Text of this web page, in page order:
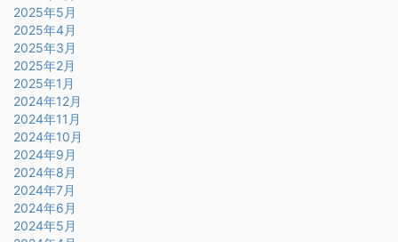
2025年5月
2025年4月
2025年3月
2025年2月
2025年1月
2024年12月
2024年11月
2024年10月
2024年9月
2024年8月
2024年7月
2024年6月
2024年5月